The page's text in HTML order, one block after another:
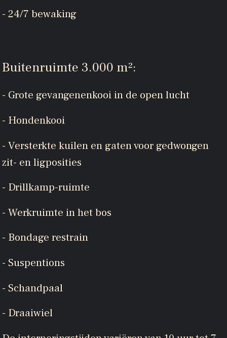
- 24/7 bewaking
Buitenruimte 3.000 m²:
- Grote gevangenenkooi in de open lucht
- Hondenkooi
- Versterkte kuilen en gaten voor gedwongen
zit- en ligposities
- Drillkamp-ruimte
- Werkruimte in het bos
- Bondage restrain
- Suspentions
- Schandpaal
- Draaiwiel